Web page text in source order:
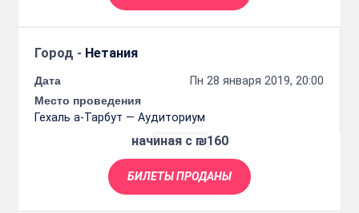
Город - Нетания
Дата
Пн 28 января 2019, 20:00
Место проведения
Гехаль а-Тарбут — Аудиториум
начиная с ₪160
БИЛЕТЫ ПРОДАНЫ